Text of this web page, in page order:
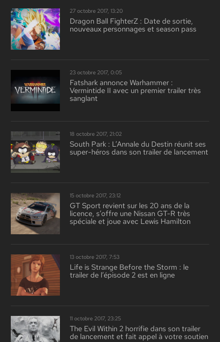
27 octobre 2017, 13:20
Dragon Ball FighterZ : Date de sortie,
nouveaux personnages et season pass
23 octobre 2017, 0:05
Fatshark annonce Warhammer :
Vermintide II avec un premier trailer très
sanglant
18 octobre 2017, 21:02
South Park : L’Annale du Destin réunit ses
super-héros dans son trailer de lancement
15 octobre 2017, 23:12
GT Sport revient sur les 20 ans de la
licence, s’offre une Nissan GT-R très
spéciale et joue avec Lewis Hamilton
13 octobre 2017, 7:53
Life is Strange Before the Storm : le
trailer de l’épisode 2 est en ligne
11 octobre 2017, 23:25
The Evil Within 2 horrifie dans son trailer
de lancement et fait appel à votre soutien